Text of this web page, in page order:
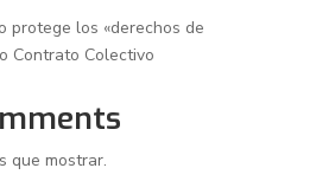
protege los «derechos de
Contrato Colectivo
que mostrar.